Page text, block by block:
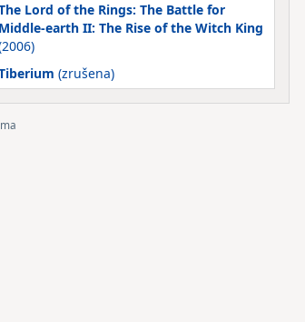
Lord of the Rings: The Battle for
Middle-earth II: The Rise of the Witch King
(zrušena)